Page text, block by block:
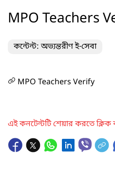
MPO Teachers
কন্টেন্ট: অভ্যন্তরীণ ই-সেবা
MPO Teachers Verify
এই কনটেন্টটি শেয়ার করতে